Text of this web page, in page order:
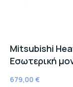
Mitsubishi
Εσωτερική
679,00 €